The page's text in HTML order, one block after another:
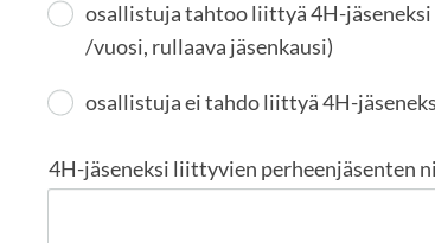
osallistuja tahtoo liittyä 4H-
/vuosi, rullaava jäsenkausi)
osallistuja ei tahdo liittyä 4H-
4H-jäseneksi liittyvien perheenjäsenten